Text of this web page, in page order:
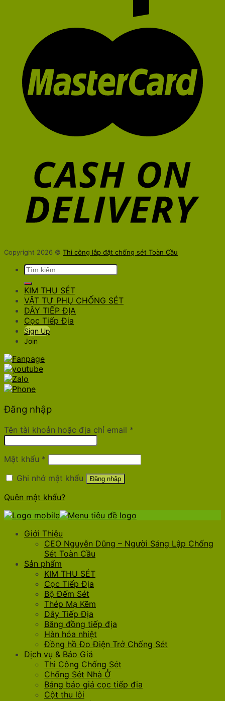
Copyright 2026 © Thi công lắp đặt chống sét Toàn Cầu
Tìm
KIM THU SÉT
VẬT TƯ PHỤ CHỐNG SÉT
DÂY TIẾP ĐỊA
Cọc Tiếp Địa
Sign Up
Join
Đăng nhập
Tên tài khoản hoặc địa chỉ email *
Mật khẩu *
Ghi nhớ mật khẩu
Đăng nhập
Quên mật khẩu?
Giới Thiệu
CEO Nguyễn Dũng – Người Sáng Lập Chống
Sét Toàn Cầu
Sản phẩm
KIM THU SÉT
Cọc Tiếp Địa
Bộ Đếm Sét
Thép Mạ Kẽm
Dây Tiếp Địa
Băng đồng tiếp địa
Hàn hóa nhiệt
Đồng hồ Đo Điện Trở Chống Sét
Dịch vụ & Báo Giá
Thi Công Chống Sét
Chống Sét Nhà Ở
Bảng báo giá cọc tiếp địa
Cột thu lôi